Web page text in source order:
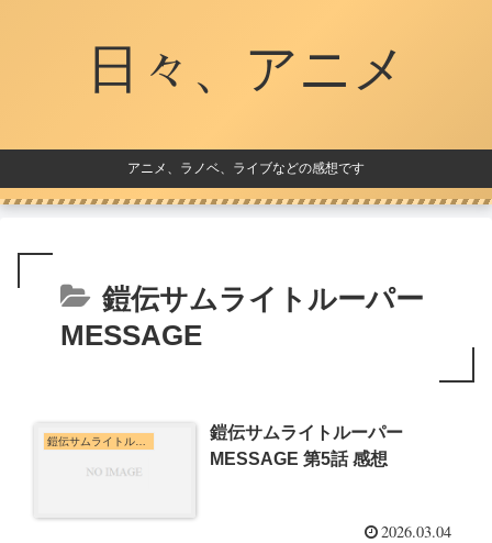
日々、アニメ
アニメ、ラノベ、ライブなどの感想です
鎧伝サムライトルーパー
MESSAGE
鎧伝サムライトルーパー MESSAGE
鎧伝サムライトルーパー
MESSAGE 第5話 感想
2026.03.04